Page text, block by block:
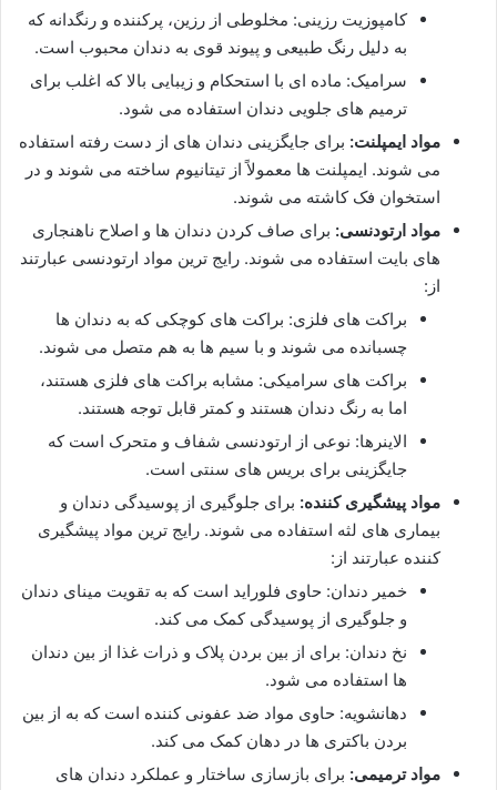
کامپوزیت رزینی: مخلوطی از رزین، پرکننده و رنگدانه که
به دلیل رنگ طبیعی و پیوند قوی به دندان محبوب است.
سرامیک: ماده ای با استحکام و زیبایی بالا که اغلب برای
ترمیم های جلویی دندان استفاده می شود.
مواد ایمپلنت: برای جایگزینی دندان های از دست رفته استفاده
می شوند. ایمپلنت ها معمولاً از تیتانیوم ساخته می شوند و در
استخوان فک کاشته می شوند.
مواد ارتودنسی: برای صاف کردن دندان ها و اصلاح ناهنجاری
های بایت استفاده می شوند. رایج ترین مواد ارتودنسی عبارتند
از:
براکت های فلزی: براکت های کوچکی که به دندان ها
چسبانده می شوند و با سیم ها به هم متصل می شوند.
براکت های سرامیکی: مشابه براکت های فلزی هستند،
اما به رنگ دندان هستند و کمتر قابل توجه هستند.
الاینرها: نوعی از ارتودنسی شفاف و متحرک است که
جایگزینی برای بریس های سنتی است.
مواد پیشگیری کننده: برای جلوگیری از پوسیدگی دندان و
بیماری های لثه استفاده می شوند. رایج ترین مواد پیشگیری
کننده عبارتند از:
خمیر دندان: حاوی فلوراید است که به تقویت مینای دندان
و جلوگیری از پوسیدگی کمک می کند.
نخ دندان: برای از بین بردن پلاک و ذرات غذا از بین دندان
ها استفاده می شود.
دهانشویه: حاوی مواد ضد عفونی کننده است که به از بین
بردن باکتری ها در دهان کمک می کند.
مواد ترمیمی: برای بازسازی ساختار و عملکرد دندان های